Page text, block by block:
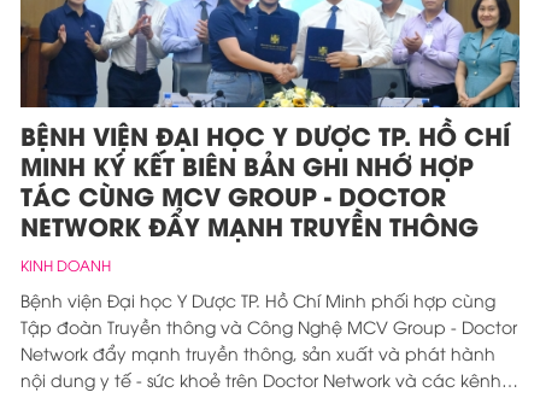
BỆNH VIỆN ĐẠI HỌC Y DƯỢC TP. HỒ CHÍ
MINH KÝ KẾT BIÊN BẢN GHI NHỚ HỢP
TÁC CÙNG MCV GROUP - DOCTOR
NETWORK ĐẨY MẠNH TRUYỀN THÔNG
KINH DOANH
Bệnh viện Đại học Y Dược TP. Hồ Chí Minh phối hợp cùng
Tập đoàn Truyền thông và Công Nghệ MCV Group - Doctor
Network đẩy mạnh truyền thông, sản xuất và phát hành
nội dung y tế - sức khoẻ trên Doctor Network và các kênh